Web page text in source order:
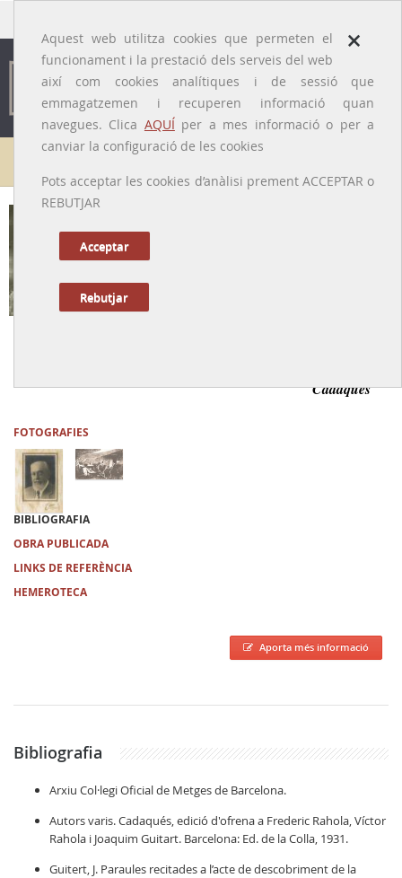
×
Aquest web utilitza cookies que permeten el
funcionament i la prestació dels serveis del web
així com cookies analítiques i de sessió que
emmagatzemen i recuperen informació quan
navegues. Clica AQUÍper a mes informació o per a
canviar la configuració de les cookies
Pots acceptar les cookies d’anàlisi prement ACCEPTAR o
REBUTJAR
Acceptar
Rebutjar
Galeria de metges
Cadaqués
FOTOGRAFIES
BIBLIOGRAFIA
OBRA PUBLICADA
LINKS DE REFERÈNCIA
HEMEROTECA
Aporta més informació
Bibliografia
Arxiu Col·legi Oficial de Metges de Barcelona.
Autors varis. Cadaqués, edició d'ofrena a Frederic Rahola, Víctor
Rahola i Joaquim Guitart. Barcelona: Ed. de la Colla, 1931.
Guitert, J. Paraules recitades a l’acte de descobriment de la